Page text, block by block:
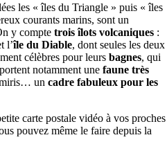
les « îles du Triangle » puis « îles
courants marins, sont un
y compte trois îlots volcaniques :
l’île du Diable, dont seules les deux
célèbres pour leurs bagnes, qui
notamment une faune très
un cadre fabuleux pour les
carte postale vidéo à vos proches
pouvez même le faire depuis la